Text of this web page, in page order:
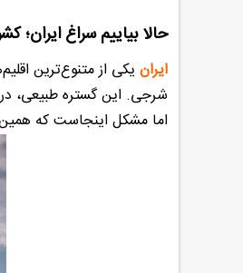
حالا بیاییم سراغ ایران؛
ایران یکی از متنوع‌ترین
شرجی. این گستره طبیعی،
اما مشکل اینجاست که